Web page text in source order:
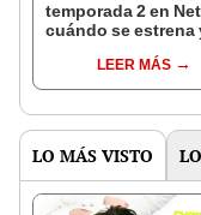
temporada 2 en
cuándo se estrena
temporadaLEER MÁS
LO MÁS VISTO